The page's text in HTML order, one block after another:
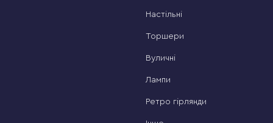
Настільні
Торшери
Вуличні
Лампи
Ретро гірлянди